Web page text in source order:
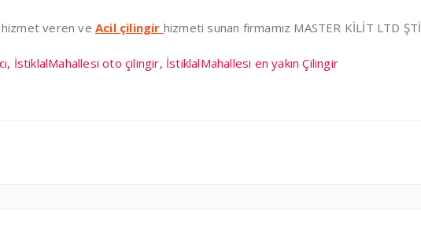
hizmet veren ve Acil çilingir hizmeti sunan firmamız MASTER KİLİT LTD
İstiklalMahallesi oto çilingir, İstiklalMahallesi en yakın Çilingir